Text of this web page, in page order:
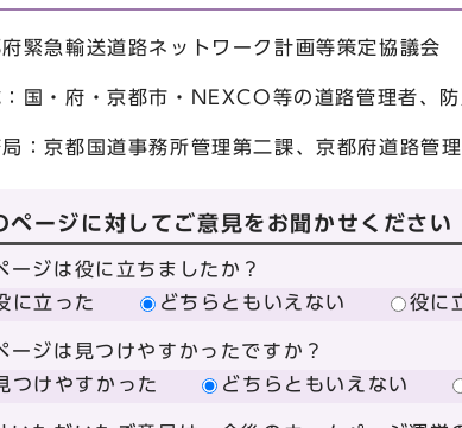
緊急輸送道路ネットワーク計画等策定協議会
国・府・京都市・NEXCO等の道路管理者、防
：京都国道事務所管理第二課、京都府道路管
ページに対してご意見をお聞かせください
ージは役に立ちましたか？
に立った
どちらともいえない 役に
ージは見つけやすかったですか？
つけやすかった
どちらともいえない